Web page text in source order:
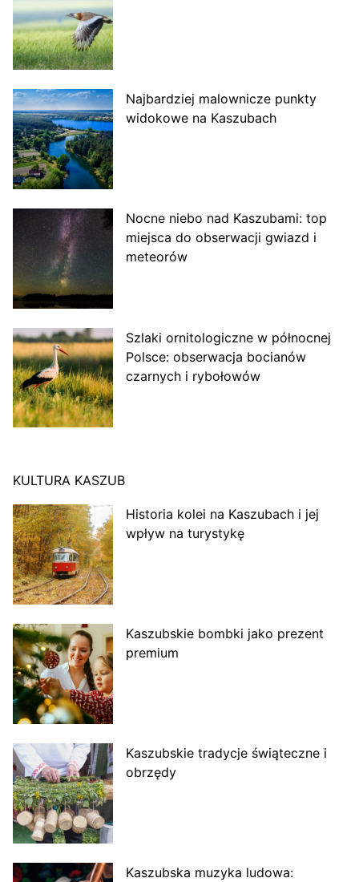
Najbardziej malownicze punkty
widokowe na Kaszubach
Nocne niebo nad Kaszubami: top
miejsca do obserwacji gwiazd i
meteorów
Szlaki ornitologiczne w północnej
Polsce: obserwacja bocianów
czarnych i rybołowów
KULTURA KASZUB
Historia kolei na Kaszubach i jej
wpływ na turystykę
Kaszubskie bombki jako prezent
premium
Kaszubskie tradycje świąteczne i
obrzędy
Kaszubska muzyka ludowa: